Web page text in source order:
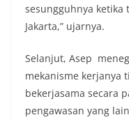
sesungguhnya ketika
Jakarta,” ujarnya.
Selanjut, Asep
mekanisme kerjanya
bekerjasama secara
pengawasan yang